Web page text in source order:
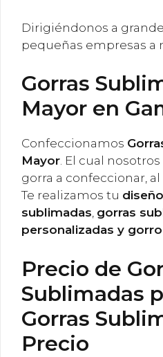
Dirigiéndonos a
pequeñas empresas a
Gorras
Mayor en
Confeccionamos
Mayor. El cual
gorra a confeccionar,
Te realizamos tu
sublimadas, gorras
personalizadas y
Precio de
Sublimadas
Gorras
Precio